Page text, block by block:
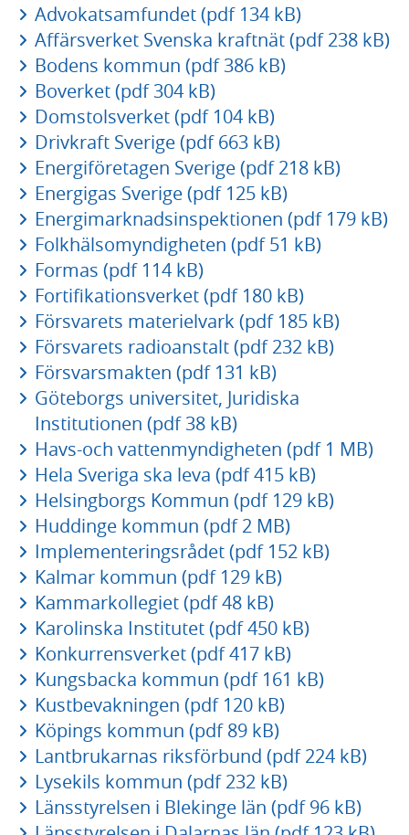
Advokatsamfundet (pdf 134 kB)
Affärsverket Svenska kraftnät (pdf 238 kB)
Bodens kommun (pdf 386 kB)
Boverket (pdf 304 kB)
Domstolsverket (pdf 104 kB)
Drivkraft Sverige (pdf 663 kB)
Energiföretagen Sverige (pdf 218 kB)
Energigas Sverige (pdf 125 kB)
Energimarknadsinspektionen (pdf 179 kB)
Folkhälsomyndigheten (pdf 51 kB)
Formas (pdf 114 kB)
Fortifikationsverket (pdf 180 kB)
Försvarets materielvark (pdf 185 kB)
Försvarets radioanstalt (pdf 232 kB)
Försvarsmakten (pdf 131 kB)
Göteborgs universitet, Juridiska
Institutionen (pdf 38 kB)
Havs-och vattenmyndigheten (pdf 1 MB)
Hela Sveriga ska leva (pdf 415 kB)
Helsingborgs Kommun (pdf 129 kB)
Huddinge kommun (pdf 2 MB)
Implementeringsrådet (pdf 152 kB)
Kalmar kommun (pdf 129 kB)
Kammarkollegiet (pdf 48 kB)
Karolinska Institutet (pdf 450 kB)
Konkurrensverket (pdf 417 kB)
Kungsbacka kommun (pdf 161 kB)
Kustbevakningen (pdf 120 kB)
Köpings kommun (pdf 89 kB)
Lantbrukarnas riksförbund (pdf 224 kB)
Lysekils kommun (pdf 232 kB)
Länsstyrelsen i Blekinge län (pdf 96 kB)